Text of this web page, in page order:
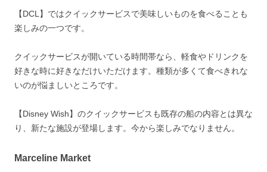
【DCL】ではクイックサービスで美味しいものを食べることも
楽しみの一つです。
クイックサービスが開いている時間帯なら、軽食やドリンクを
好きな時に好きなだけいただけます。種類が多くて食べきれな
いのが悩ましいところです。
【Disney Wish】のクイックサービスも既存の船の内容とは異な
り、新たな施設が登場します。今から楽しみでなりません。
Marceline Market